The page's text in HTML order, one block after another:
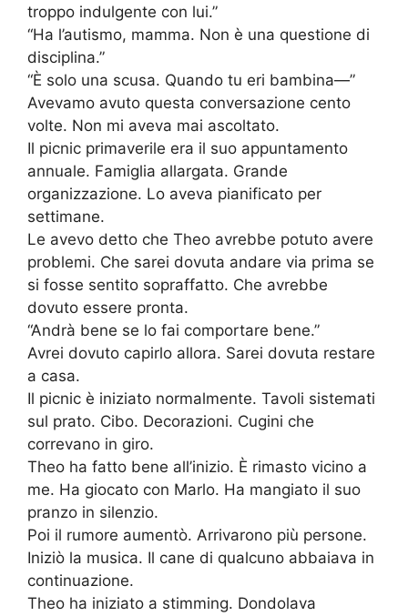
troppo indulgente con lui.”
“Ha l’autismo, mamma. Non è una questione di
disciplina.”
“È solo una scusa. Quando tu eri bambina—”
Avevamo avuto questa conversazione cento
volte. Non mi aveva mai ascoltato.
Il picnic primaverile era il suo appuntamento
annuale. Famiglia allargata. Grande
organizzazione. Lo aveva pianificato per
settimane.
Le avevo detto che Theo avrebbe potuto avere
problemi. Che sarei dovuta andare via prima se
si fosse sentito sopraffatto. Che avrebbe
dovuto essere pronta.
“Andrà bene se lo fai comportare bene.”
Avrei dovuto capirlo allora. Sarei dovuta restare
a casa.
Il picnic è iniziato normalmente. Tavoli sistemati
sul prato. Cibo. Decorazioni. Cugini che
correvano in giro.
Theo ha fatto bene all’inizio. È rimasto vicino a
me. Ha giocato con Marlo. Ha mangiato il suo
pranzo in silenzio.
Poi il rumore aumentò. Arrivarono più persone.
Iniziò la musica. Il cane di qualcuno abbaiava in
continuazione.
Theo ha iniziato a stimming. Dondolava